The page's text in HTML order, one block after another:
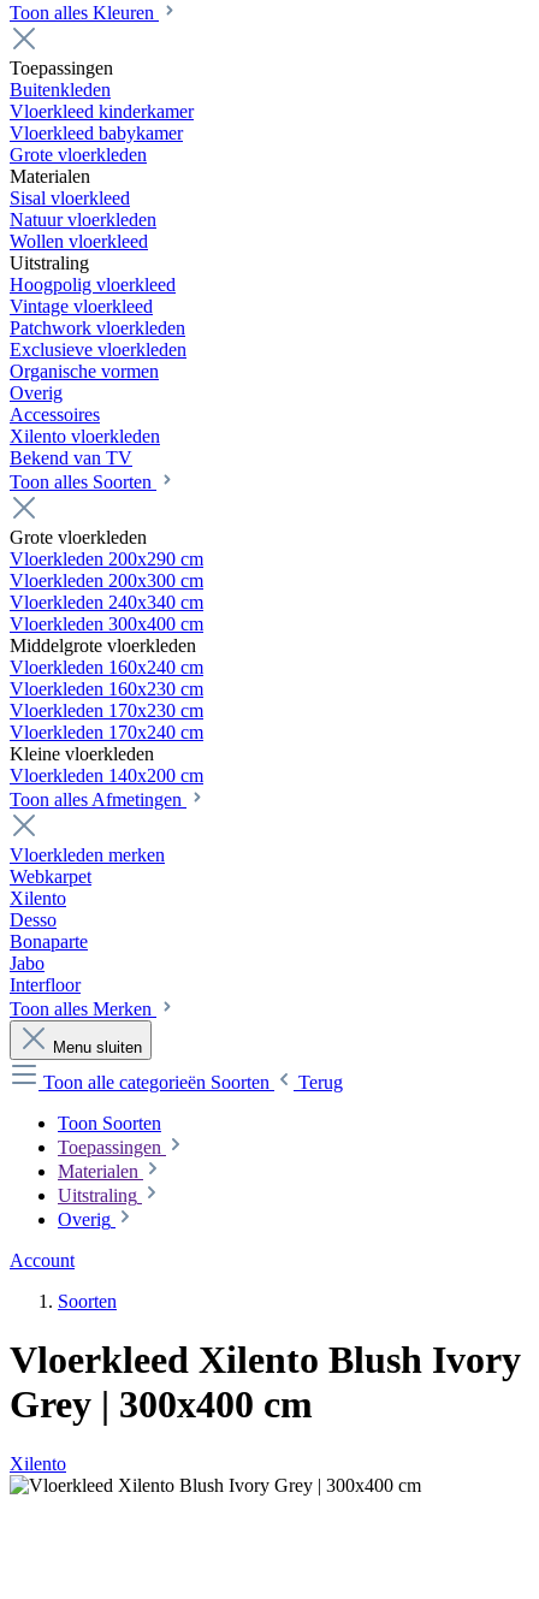
Toon alles Kleuren
Toepassingen
Buitenkleden
Vloerkleed kinderkamer
Vloerkleed babykamer
Grote vloerkleden
Materialen
Sisal vloerkleed
Natuur vloerkleden
Wollen vloerkleed
Uitstraling
Hoogpolig vloerkleed
Vintage vloerkleed
Patchwork vloerkleden
Exclusieve vloerkleden
Organische vormen
Overig
Accessoires
Xilento vloerkleden
Bekend van TV
Toon alles Soorten
Grote vloerkleden
Vloerkleden 200x290 cm
Vloerkleden 200x300 cm
Vloerkleden 240x340 cm
Vloerkleden 300x400 cm
Middelgrote vloerkleden
Vloerkleden 160x240 cm
Vloerkleden 160x230 cm
Vloerkleden 170x230 cm
Vloerkleden 170x240 cm
Kleine vloerkleden
Vloerkleden 140x200 cm
Toon alles Afmetingen
Vloerkleden merken
Webkarpet
Xilento
Desso
Bonaparte
Jabo
Interfloor
Toon alles Merken
Menu sluiten
Toon alle categorieën Soorten
Terug
Toon Soorten
Toepassingen
Materialen
Uitstraling
Overig
Account
Soorten
Vloerkleed Xilento Blush Ivory
Grey | 300x400 cm
Xilento